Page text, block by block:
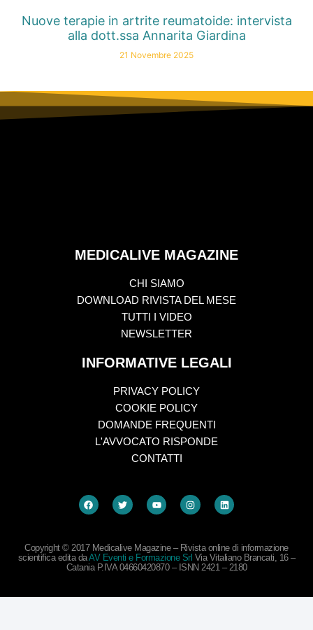
Nuove terapie in artrite reumatoide: intervista
alla dott.ssa Annarita Giardina
21 Novembre 2025
MEDICALIVE MAGAZINE
CHI SIAMO
DOWNLOAD RIVISTA DEL MESE
TUTTI I VIDEO
NEWSLETTER
INFORMATIVE LEGALI
PRIVACY POLICY
COOKIE POLICY
DOMANDE FREQUENTI
L'AVVOCATO RISPONDE
CONTATTI
Copyright © 2017 Medicalive Magazine – Rivista online di informazione
scientifica edita daAV Eventi e Formazione Srl Via Vitaliano Brancati, 16 –
Catania P.IVA 04660420870 – ISNN 2421 – 2180